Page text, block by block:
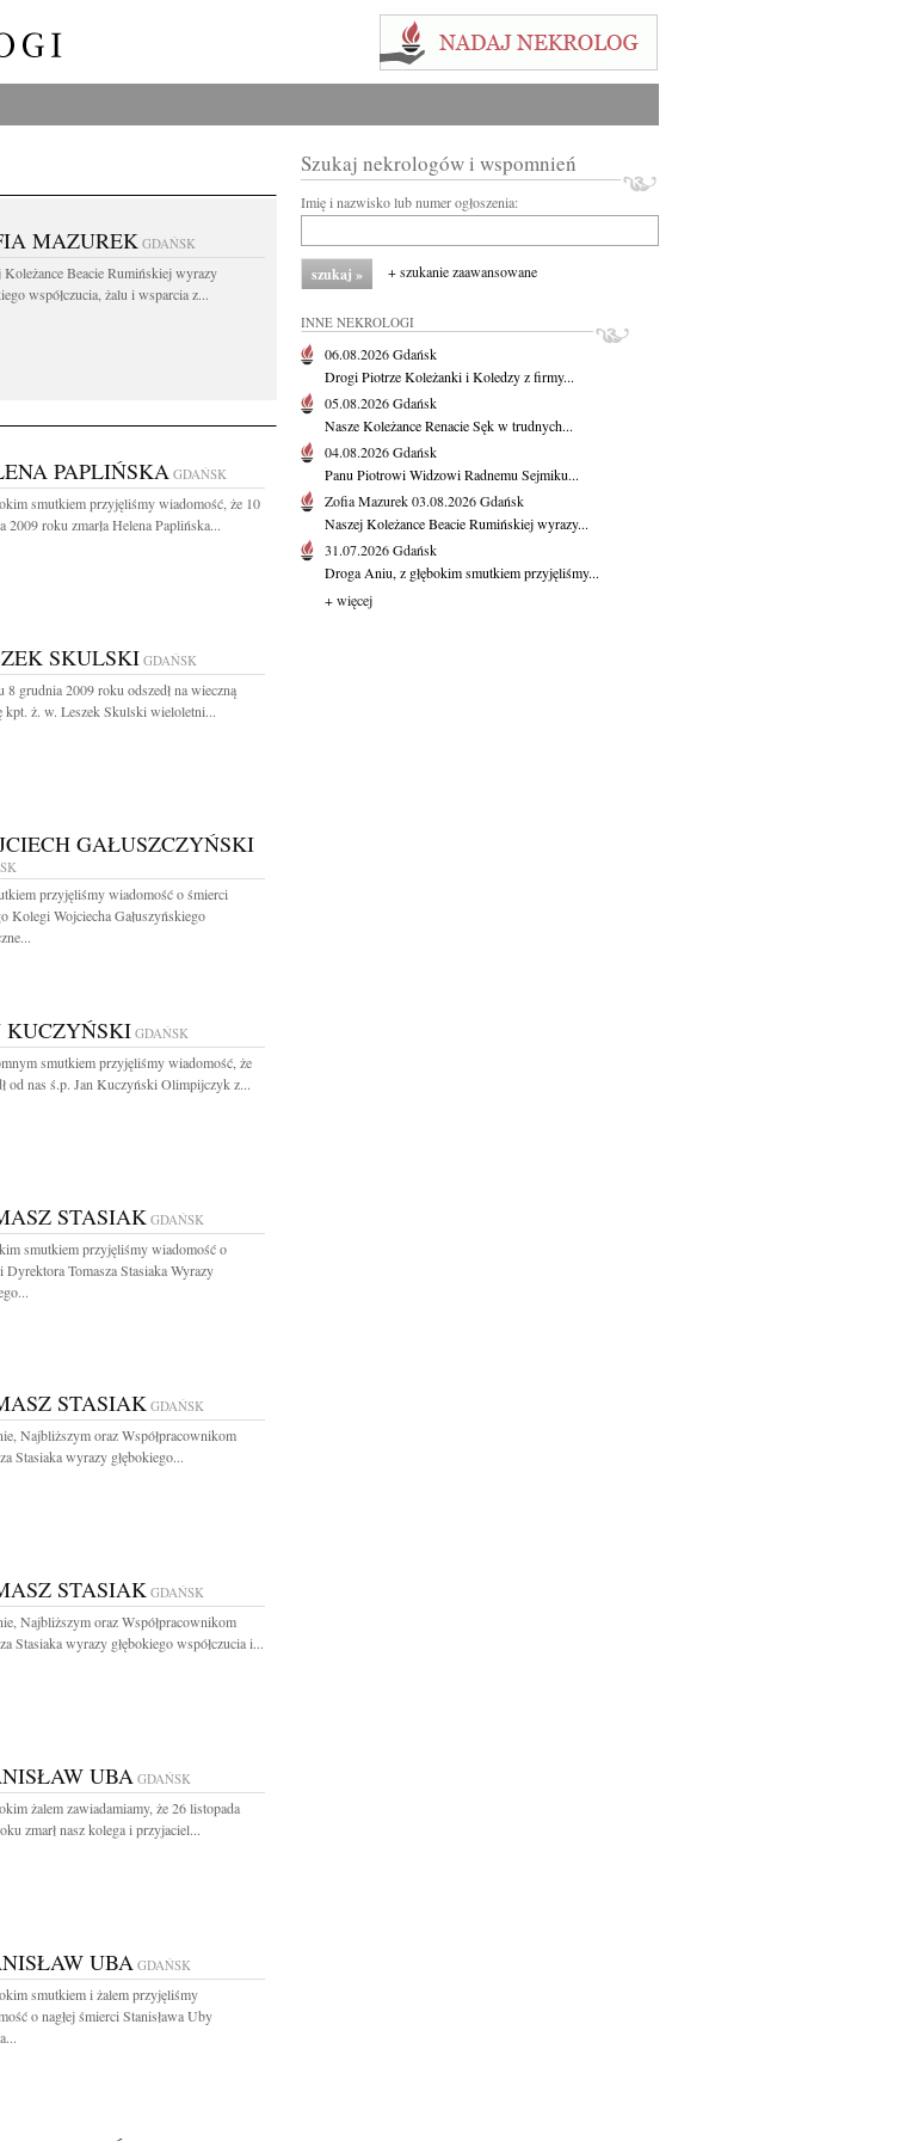
MAZUREK GDAŃSK
Koleżance Beacie Rumińskiej wyrazy
współczucia, żalu i wsparcia z...
PAPLIŃSKAGDAŃSK
smutkiem przyjęliśmy wiadomość, że 10
2009 roku zmarła Helena Paplińska...
SKULSKI GDAŃSK
8 grudnia 2009 roku odszedł na wieczną
kpt. ż. w. Leszek Skulski wieloletni...
GAŁUSZCZYŃSKI
przyjęliśmy wiadomość o śmierci
Kolegi Wojciecha Gałuszyńskiego
KUCZYŃSKIGDAŃSK
smutkiem przyjęliśmy wiadomość, że
od nas ś.p. Jan Kuczyński Olimpijczyk z...
STASIAK GDAŃSK
smutkiem przyjęliśmy wiadomość o
Dyrektora Tomasza Stasiaka Wyrazy
STASIAK GDAŃSK
Najbliższym oraz Współpracownikom
Stasiaka wyrazy głębokiego...
STASIAK GDAŃSK
Najbliższym oraz Współpracownikom
Stasiaka wyrazy głębokiego współczucia i...
UBA GDAŃSK
żalem zawiadamiamy, że 26 listopada
zmarł nasz kolega i przyjaciel...
UBA GDAŃSK
smutkiem i żalem przyjęliśmy
o nagłej śmierci Stanisława Uby
Szukaj nekrologów i wspomnień
Imię i nazwisko lub numer ogłoszenia:
+ szukanie zaawansowane
INNE NEKROLOGI
06.08.2026Gdańsk
Drogi Piotrze Koleżanki i Koledzy z firmy...
05.08.2026Gdańsk
Nasze Koleżance Renacie Sęk w trudnych...
04.08.2026Gdańsk
Panu Piotrowi Widzowi Radnemu Sejmiku...
Zofia Mazurek03.08.2026Gdańsk
Naszej Koleżance Beacie Rumińskiej wyrazy...
31.07.2026Gdańsk
Droga Aniu, z głębokim smutkiem przyjęliśmy...
+ więcej